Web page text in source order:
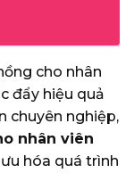
cho nhân
đẩy hiệu quả
chuyên nghiệp,
nhân viên
hóa quá trình